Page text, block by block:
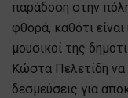
παράδοση στην
φθορά, καθότι
μουσικοί της
Κώστα Πελετίδη να
δεσμεύσεις για